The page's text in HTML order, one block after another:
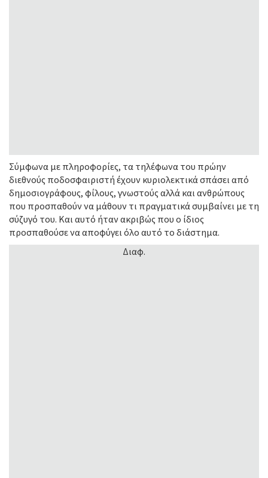
Σύμφωνα με πληροφορίες, τα τηλέφωνα του πρώην
διεθνούς ποδοσφαιριστή έχουν κυριολεκτικά σπάσει από
δημοσιογράφους, φίλους, γνωστούς αλλά και ανθρώπους
που προσπαθούν να μάθουν τι πραγματικά συμβαίνει με τη
σύζυγό του. Και αυτό ήταν ακριβώς που ο ίδιος
προσπαθούσε να αποφύγει όλο αυτό το διάστημα.
Διαφ.